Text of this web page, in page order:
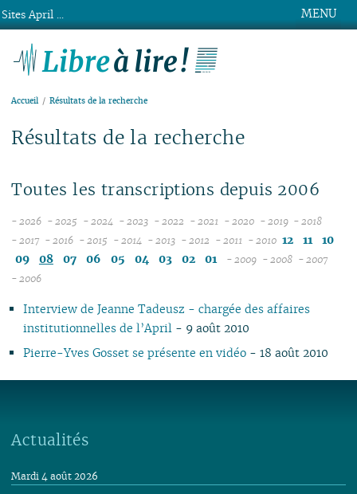
MENU
Accueil Résultats de la recherche
Résultats de la recherche
Toutes les transcriptions depuis 2006
- 2026
07
04
03
02
- 2025
11
08
07
06
01
- 2024
11
08
07
06
- 2023
11
08
07
06
- 2022
11
08
07
06
- 2021
08
07
06
- 2020
08
06
- 2019
12
08
06
- 2018
12
- 2017
12
09
08
07
02
- 2016
12
09
08
07
02
- 2015
12
09
08
07
- 2014
09
08
07
- 2013
12
08
04
02
- 2012
12
08
07
06
- 2011
09
08
07
- 2010 12 11
10
09
08 07 06 05 04 03 02 01 - 2009 - 2008
10
01
- 2007
- 2006
Interview de Jeanne Tadeusz - chargée des affaires
institutionnelles de l’April - 9 août 2010
Pierre-Yves Gosset se présente en vidéo- 18 août 2010
Actualités
Mardi 4 août 2026
Sites April ...